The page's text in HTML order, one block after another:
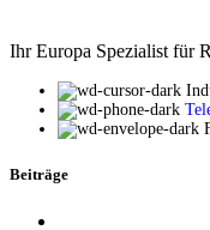
Ihr Europa Spezialist für
Beiträge